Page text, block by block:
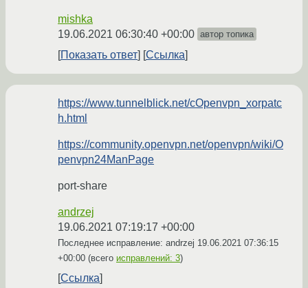
mishka
19.06.2021 06:30:40 +00:00 автор топика
Показать ответ Ссылка
https://www.tunnelblick.net/cOpenvpn_xorpatc
h.html
https://community.openvpn.net/openvpn/wiki/O
penvpn24ManPage
port-share
andrzej
19.06.2021 07:19:17 +00:00
Последнее исправление: andrzej 19.06.2021 07:36:15
+00:00 (всего исправлений: 3)
Ссылка